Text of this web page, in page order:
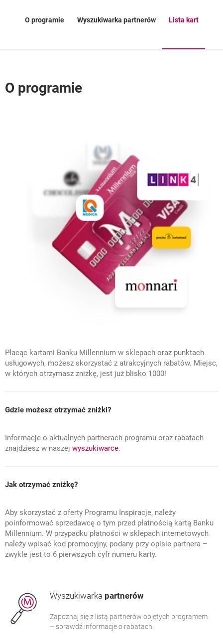
O programie Wyszukiwarka partnerów Lista kart
O programie
Płacąc kartami Banku Millennium w sklepach oraz punktach
usługowych, możesz skorzystać z atrakcyjnych rabatów. Miejsc,
w których otrzymasz zniżkę, jest już blisko 1000!
Gdzie możesz otrzymać zniżki?
Informacje o aktualnych partnerach programu oraz rabatach
znajdziesz w naszej wyszukiwarce.
Jak otrzymać zniżkę?
Aby skorzystać z oferty Programu Inspiracje, należy
poinformować sprzedawcę o tym przed płatnością kartą Banku
Millennium. W przypadku płatności w sklepach internetowych
należy wpisać kod promocyjny, podany przy opisie partnera –
zwykle jest to 6 pierwszych cyfr numeru karty.
Wyszukiwarka partnerów
Zapoznaj się z listą partnerów objętych programem
– sprawdź informacje o rabatach.